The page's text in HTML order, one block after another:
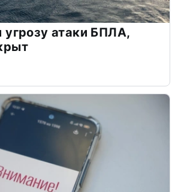
угрозу атаки БПЛА,